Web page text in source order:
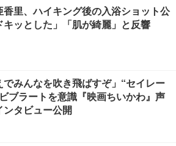
香里、ハイキング後の入浴ショット公
キッとした」「肌が綺麗」と反響
でみんなを吹き飛ばすぞ」“セイレー
ブラートを意識『映画ちいかわ』声
ンタビュー公開